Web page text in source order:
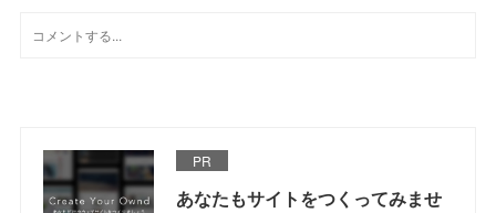
PR
あなたもサイトをつくってみませ